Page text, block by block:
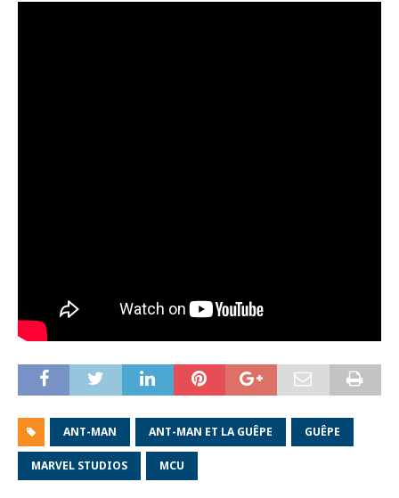
ANT-MAN ANT-MAN ET LA GUÊPE GUÊPE
MARVEL STUDIOS MCU